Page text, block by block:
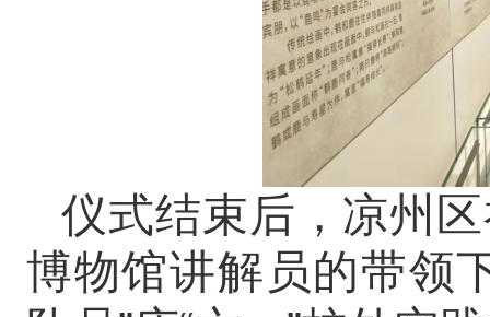
仪式结束后，凉州
博物馆讲解员的带领